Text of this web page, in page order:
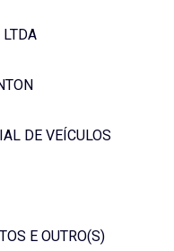
LTDA
DE VEÍCULOS
E OUTRO(S)